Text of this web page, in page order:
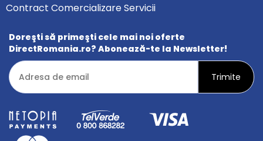
Contract Comercializare Servicii
Doreşti să primeşti cele mai noi oferte
DirectRomania.ro? Abonează-te la Newsletter!